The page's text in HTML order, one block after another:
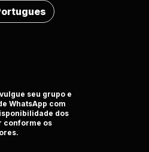
seu grupo e
WhatsApp com
dos
conforme os